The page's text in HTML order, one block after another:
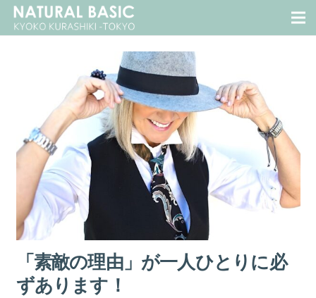
「素敵の理由」が一人ひとりに必
ずあります！